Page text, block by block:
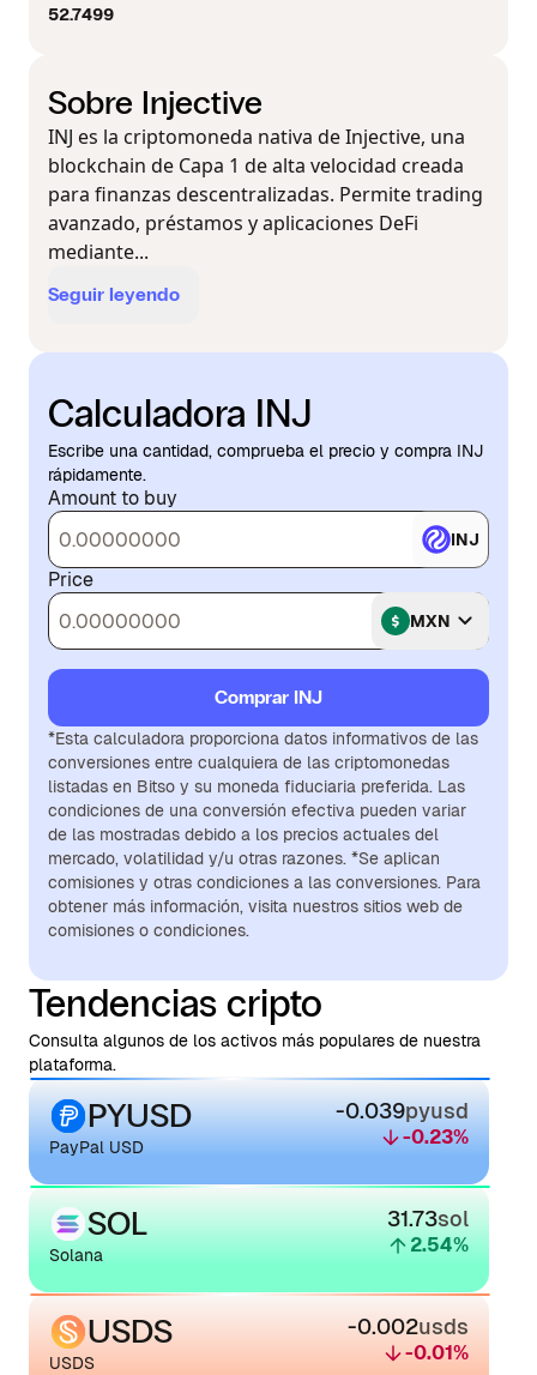
52.7499
Sobre Injective
INJ es la criptomoneda nativa de Injective, una
blockchain de Capa 1 de alta velocidad creada
para finanzas descentralizadas. Permite trading
avanzado, préstamos y aplicaciones DeFi
mediante...
Seguir leyendo
Calculadora INJ
Escribe una cantidad, comprueba el precio y compra INJ
rápidamente.
Amount to buy
INJ
Price
MXN
Comprar INJ
*Esta calculadora proporciona datos informativos de las
conversiones entre cualquiera de las criptomonedas
listadas en Bitso y su moneda fiduciaria preferida. Las
condiciones de una conversión efectiva pueden variar
de las mostradas debido a los precios actuales del
mercado, volatilidad y/u otras razones. *Se aplican
comisiones y otras condiciones a las conversiones. Para
obtener más información, visita nuestros sitios web de
comisiones o condiciones.
Tendencias cripto
Consulta algunos de los activos más populares de nuestra
plataforma.
PYUSD
PayPal USD
-0.039pyusd
-0.23%
SOL
Solana
31.73sol
2.54%
USDS
USDS
-0.002usds
-0.01%